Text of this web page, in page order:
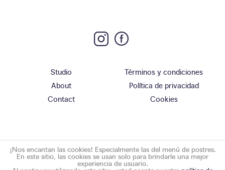
Studio
About
Contact
Términos y condiciones
Política de privacidad
Cookies
¡Nos encantan las cookies! Especialmente las del menú de postres.
En este sitio, las cookies se usan solo para brindarle una mejor
experiencia de usuario.